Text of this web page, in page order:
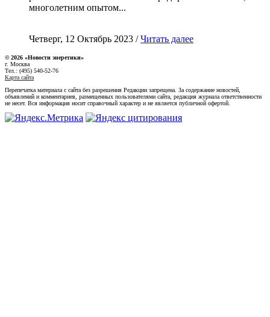
многолетним опытом...
Четверг, 12 Октябрь 2023 /Читать далее
© 2026 «Новости энеретики»
г. Москва
Тел.: (495) 540-52-76
Карта сайта
Перепечатка материала с сайта без разрешения Редакции запрещена. За содержание новостей,
объявлений и комментариев, размещенных пользователями сайта, редакция журнала ответственности
не несет. Вся информация носит справочный характер и не является публичной офертой.